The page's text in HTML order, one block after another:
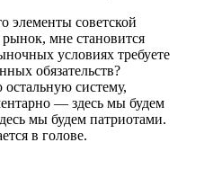
элементы советской
рынок, мне становится
условиях требуете
обязательств?
систему,
— здесь мы будем
мы будем патриотами.
в голове.